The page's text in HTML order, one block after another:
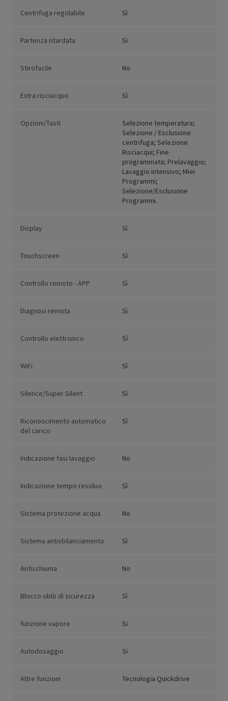
Centrifuga regolabile Sì
Partenza ritardata Sì
Stirofacile No
Extra risciacquo Sì
Opzioni/Tasti
Selezione temperatura;
Selezione / Esclusione
centrifuga; Selezione
Risciacqui; Fine
programmata; Prelavaggio;
Lavaggio intensivo; Miei
Programmi;
Selezione/Esclusione
Programmi.
Display Sì
Touchscreen Sì
Controllo remoto - APP Sì
Diagnosi remota Sì
Controllo elettronico Sì
WiFi Sì
Silence/Super Silent Sì
Riconoscimento automatico
del carico
Sì
Indicazione fasi lavaggio No
Indicazione tempo residuo Sì
Sistema protezione acqua No
Sistema antisbilanciamento Sì
Antischiuma No
Blocco oblò di sicurezza Sì
funzione vapore Si
Autodosaggio Si
Altre funzioni Tecnologia Quickdrive